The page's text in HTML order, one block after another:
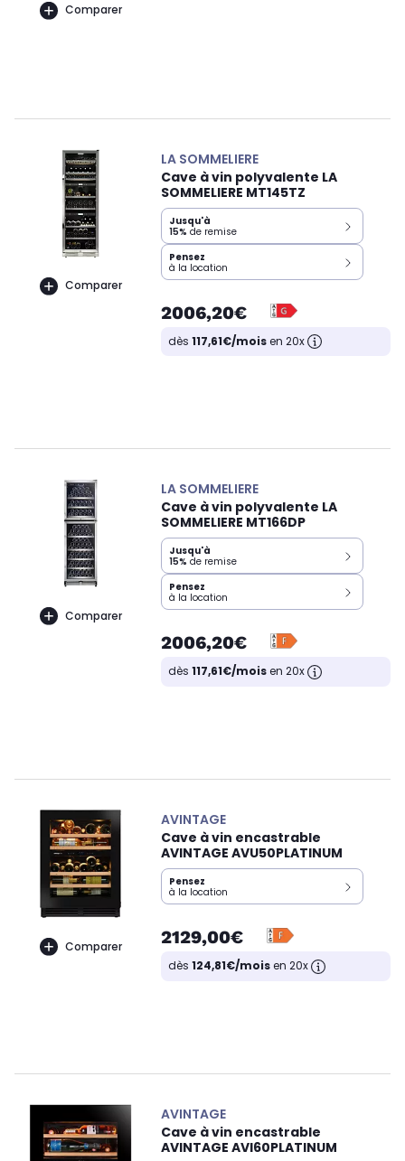
Comparer
Comparer
LA SOMMELIERE
Cave à vin polyvalente LA
SOMMELIERE MT145TZ
Jusqu'à
15% de remise
Pensez
à la location
2006,20€
dès 117,61€/moisen 20x
Comparer
LA SOMMELIERE
Cave à vin polyvalente LA
SOMMELIERE MT166DP
Jusqu'à
15% de remise
Pensez
à la location
2006,20€
dès 117,61€/moisen 20x
Comparer
AVINTAGE
Cave à vin encastrable
AVINTAGE AVU50PLATINUM
Pensez
à la location
2129,00€
dès 124,81€/moisen 20x
AVINTAGE
Cave à vin encastrable
AVINTAGE AVI60PLATINUM